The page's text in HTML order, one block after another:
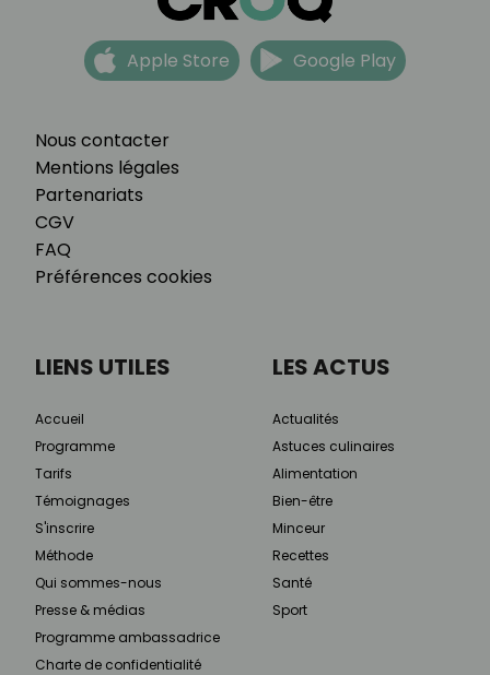
Nous contacter
Mentions légales
Partenariats
CGV
FAQ
Préférences cookies
Apple Store Google Play
LIENS UTILES
Accueil
Programme
Tarifs
Témoignages
S'inscrire
Méthode
Qui sommes-nous
Presse & médias
Programme ambassadrice
Charte de confidentialité
LES ACTUS
Actualités
Astuces culinaires
Alimentation
Bien-être
Minceur
Recettes
Santé
Sport